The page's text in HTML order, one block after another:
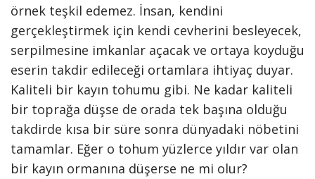
örnek teşkil edemez. İnsan, kendini
gerçekleştirmek için kendi cevherini besleyecek,
serpilmesine imkanlar açacak ve ortaya koyduğu
eserin takdir edileceği ortamlara ihtiyaç duyar.
Kaliteli bir kayın tohumu gibi. Ne kadar kaliteli
bir toprağa düşse de orada tek başına olduğu
takdirde kısa bir süre sonra dünyadaki nöbetini
tamamlar. Eğer o tohum yüzlerce yıldır var olan
bir kayın ormanına düşerse ne mi olur?